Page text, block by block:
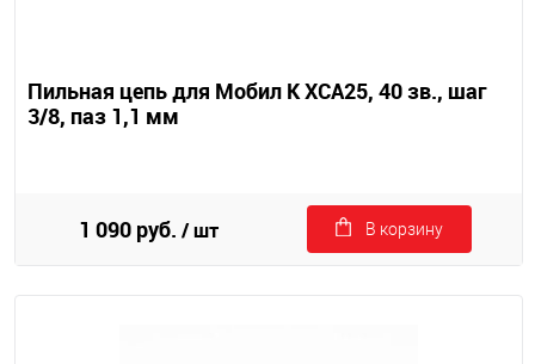
Пильная цепь для Мобил К XCA25, 40 зв., шаг
3/8, паз 1,1 мм
1 090 руб. / шт В корзину